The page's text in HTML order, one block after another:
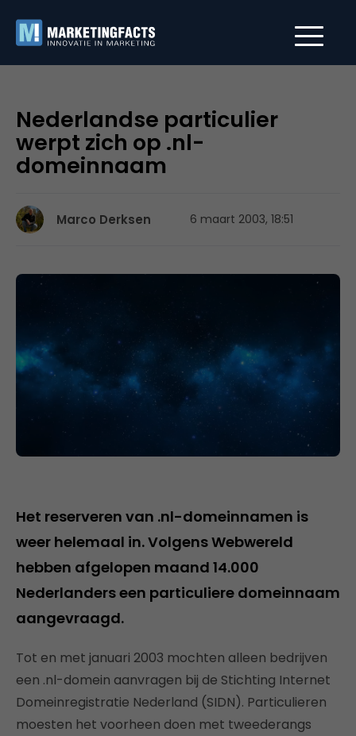
Nederlandse particulier
werpt zich op .nl-
domeinnaam
Marco Derksen 6 maart 2003, 18:51
Het reserveren van .nl-domeinnamen is
weer helemaal in. Volgens Webwereld
hebben afgelopen maand 14.000
Nederlanders een particuliere domeinnaam
aangevraagd.
Tot en met januari 2003 mochten alleen bedrijven
een .nl-domein aanvragen bij de Stichting Internet
Domeinregistratie Nederland (SIDN). Particulieren
moesten het voorheen doen met tweederangs